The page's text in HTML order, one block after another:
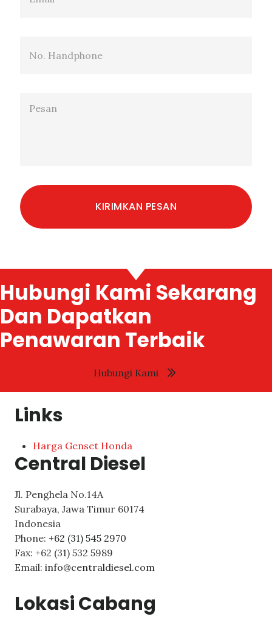
Hubungi Kami Sekarang
Dan Dapatkan
Penawaran Terbaik
Hubungi Kami
Links
Harga Genset Honda
Central Diesel
Jl. Penghela No.14A
Surabaya, Jawa Timur 60174
Indonesia
Phone: +62 (31) 545 2970
Fax: +62 (31) 532 5989
Email: info@centraldiesel.com
Lokasi Cabang